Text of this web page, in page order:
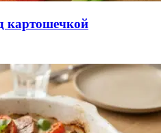
картошечкой